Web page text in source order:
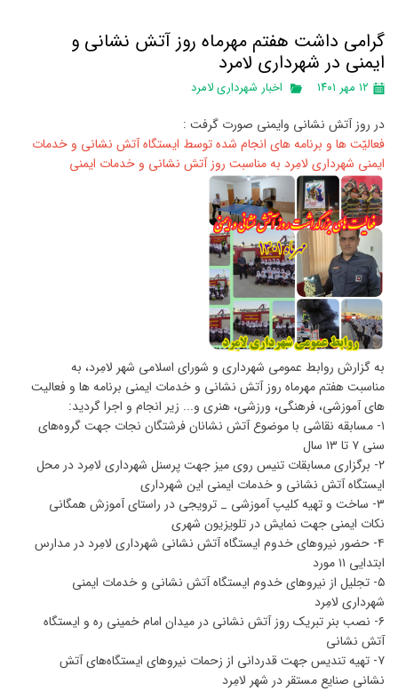
گرامی داشت هفتم مهرماه روز آتش نشانی و
ایمنی در شهرداری لامرد
۱۲ مهر ۱۴۰۱ اخبار شهرداری لامرد
در روز آتش نشانی وایمنی صورت گرفت :
فعالیّت ها و برنامه های انجام شده توسط ایستگاه آتش نشانی و خدمات
ایمنی شهرداری لامِرد به مناسبت روز آتش نشانی و خدمات ایمنی
به گزارش روابط عمومی شهرداری و شورای اسلامی شهر لامِرد، به
مناسبت هفتم مهرماه روز آتش نشانی و خدمات ایمنی برنامه ها و فعالیت
های آموزشی، فرهنگی، ورزشی، هنری و... زیر انجام و اجرا گردید:
۱- مسابقه نقاشی با موضوع آتش نشانان فرشتگان نجات جهت گروه‌های
سنی ۷ تا ۱۳ سال
۲- برگزاری مسابقات تنیس روی میز جهت پرسنل شهرداری لامِرد در محل
ایستگاه آتش نشانی و خدمات ایمنی این شهرداری
۳- ساخت و تهیه کلیپ آموزشی _ ترویجی در راستای آموزش همگانی
نکات ایمنی جهت نمایش در تلویزیون شهری
۴- حضور نیروهای خدوم ایستگاه آتش نشانی شهرداری لامِرد در مدارس
ابتدایی ۱۱ مورد
۵- تجلیل از نیروهای خدوم ایستگاه آتش نشانی و خدمات ایمنی
شهرداری لامِرد
۶- نصب بنر تبریک روز آتش نشانی در میدان امام خمینی ره و ایستگاه
آتش نشانی
۷- تهیه تندیس جهت قدردانی از زحمات نیروهای ایستگاه‌های آتش
نشانی صنایع مستقر در شهر لامِرد